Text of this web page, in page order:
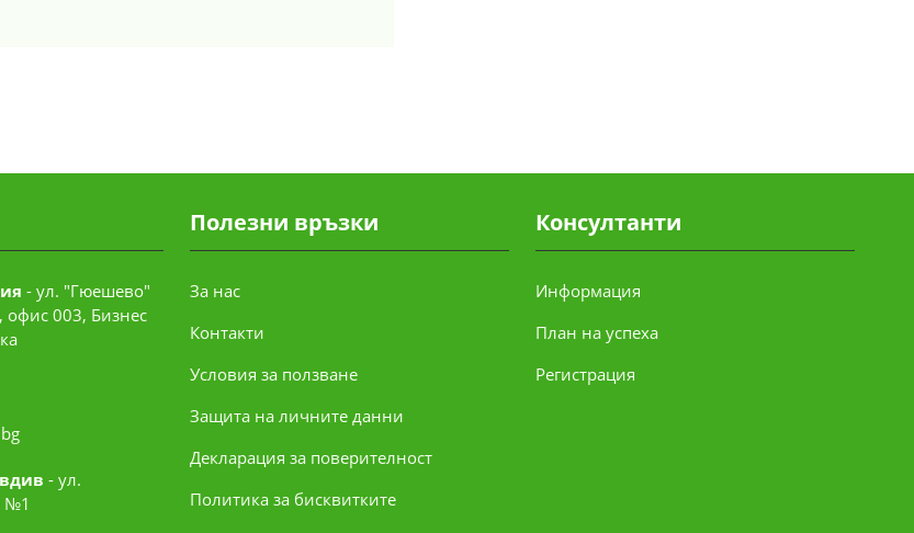
- ул. "Гюешево"
офис 003, Бизнес
- ул.
№1
Полезни връзки
За нас
Контакти
Условия за ползване
Защита на личните данни
Декларация за поверителност
Политика за бисквитките
Консултанти
Информация
План на успеха
Регистрация